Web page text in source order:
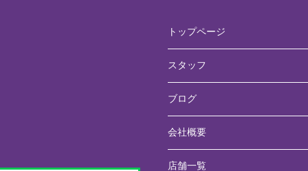
トップページ
スタッフ
ブログ
会社概要
店舗一覧